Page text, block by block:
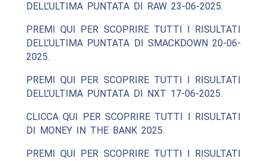
DELL’ULTIMA PUNTATA DI RAW 23-06-2025.
PREMI QUI PER SCOPRIRE TUTTI I RISULTATI
DELL’ULTIMA PUNTATA DI SMACKDOWN 20-06-
2025.
PREMI QUI PER SCOPRIRE TUTTI I RISULTATI
DELL’ULTIMA PUNTATA DI NXT 17-06-2025.
CLICCA QUI PER SCOPRIRE TUTTI I RISULTATI
DI MONEY IN THE BANK 2025.
PREMI QUI PER SCOPRIRE TUTTI I RISULTATI